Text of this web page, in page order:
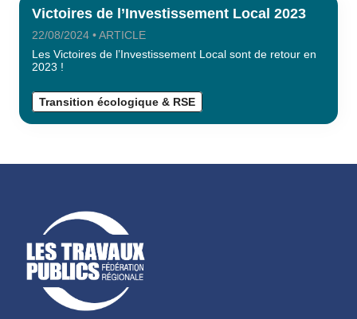
Victoires de l’Investissement Local 2023
22/08/2024 • ARTICLE
Les Victoires de l’Investissement Local sont de retour en
2023 !
Transition écologique & RSE